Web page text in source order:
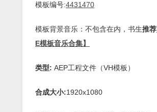
模板编号:4431470
模板背景音乐：不包含在内，书生推荐
E模板音乐合集】
类型: AEP工程文件（VH模板）
合成大小:1920x1080